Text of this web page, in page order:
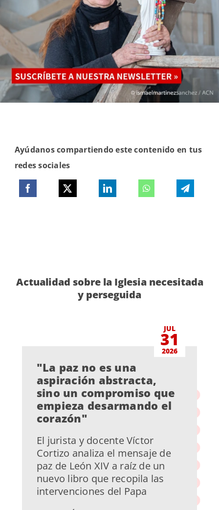
Ayúdanos compartiendo este contenido en tus
redes sociales
Actualidad sobre la Iglesia necesitada
y perseguida
JUL
31
2026
"La paz no es una
aspiración abstracta,
sino un compromiso que
empieza desarmando el
corazón"
El jurista y docente Víctor
Cortizo analiza el mensaje de
paz de León XIV a raíz de un
nuevo libro que recopila las
intervenciones del Papa